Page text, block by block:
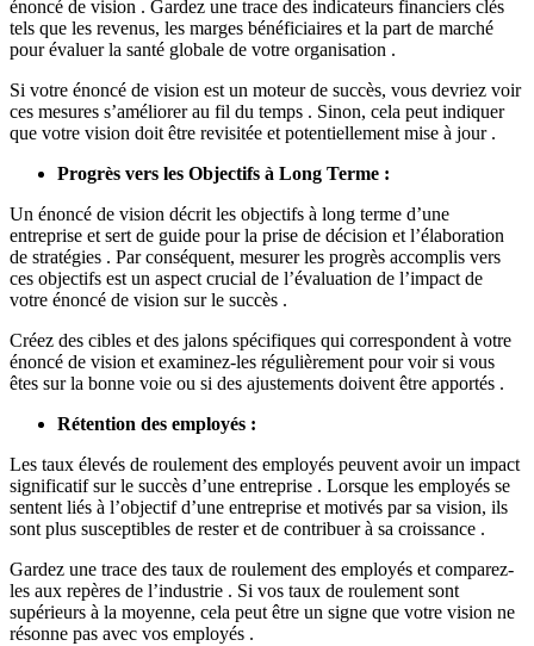
énoncé de vision . Gardez une trace des indicateurs financiers clés
tels que les revenus, les marges bénéficiaires et la part de marché
pour évaluer la santé globale de votre organisation .
Si votre énoncé de vision est un moteur de succès, vous devriez voir
ces mesures s’améliorer au fil du temps . Sinon, cela peut indiquer
que votre vision doit être revisitée et potentiellement mise à jour .
Progrès vers les Objectifs à Long Terme :
Un énoncé de vision décrit les objectifs à long terme d’une
entreprise et sert de guide pour la prise de décision et l’élaboration
de stratégies . Par conséquent, mesurer les progrès accomplis vers
ces objectifs est un aspect crucial de l’évaluation de l’impact de
votre énoncé de vision sur le succès .
Créez des cibles et des jalons spécifiques qui correspondent à votre
énoncé de vision et examinez-les régulièrement pour voir si vous
êtes sur la bonne voie ou si des ajustements doivent être apportés .
Rétention des employés :
Les taux élevés de roulement des employés peuvent avoir un impact
significatif sur le succès d’une entreprise . Lorsque les employés se
sentent liés à l’objectif d’une entreprise et motivés par sa vision, ils
sont plus susceptibles de rester et de contribuer à sa croissance .
Gardez une trace des taux de roulement des employés et comparez-
les aux repères de l’industrie . Si vos taux de roulement sont
supérieurs à la moyenne, cela peut être un signe que votre vision ne
résonne pas avec vos employés .